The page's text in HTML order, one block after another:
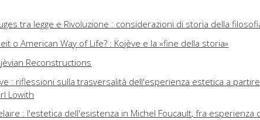
tra legge e Rivoluzione : considerazioni di storia della
o American Way of Life? : Kojève e la «fine della storia»
Reconstructions
: riflessioni sulla trasversalità dell'esperienza estetica a
Löwith
: l'estetica dell'esistenza in Michel Foucault, fra esperienza